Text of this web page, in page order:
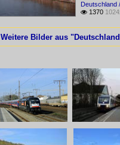
Deutschland
 1370
Weitere Bilder aus